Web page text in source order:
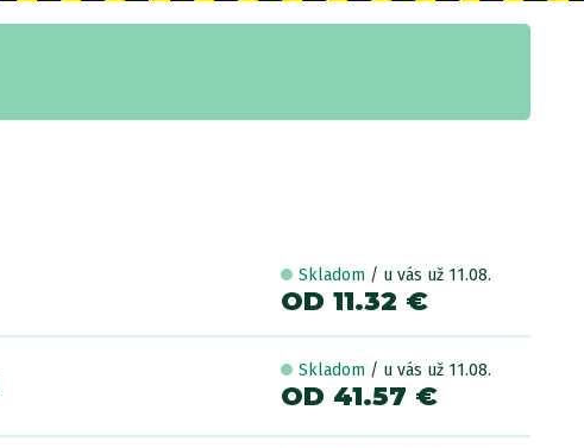
Skladom / u vás už 11.08.
OD 11.32 €
Skladom / u vás už 11.08.
OD 41.57 €